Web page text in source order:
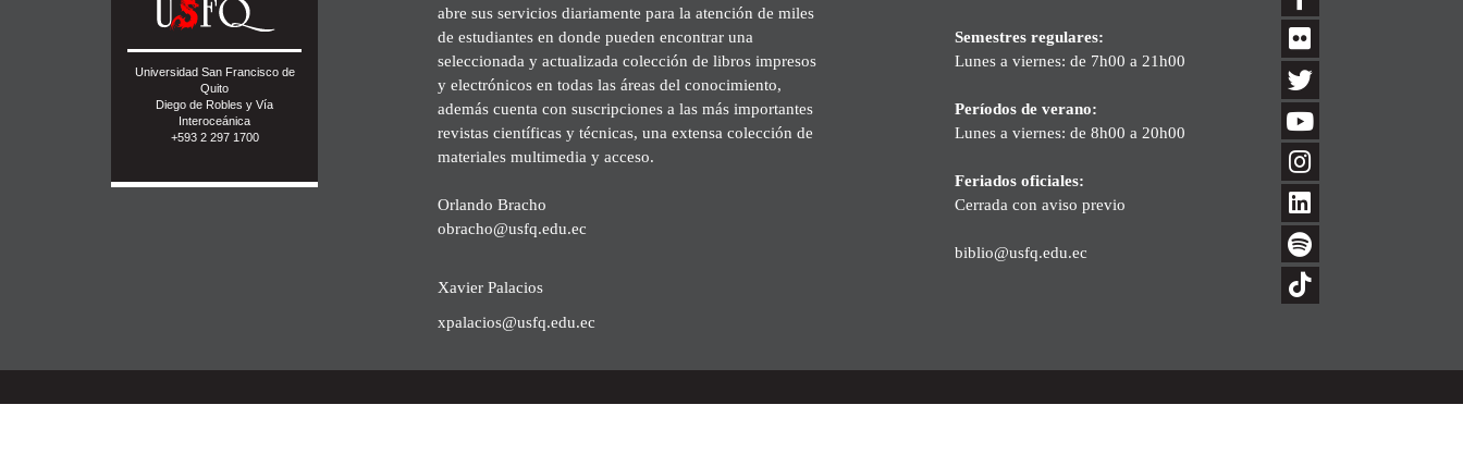
Universidad San Francisco de
Quito
Diego de Robles y Vía
Interoceánica
+593 2 297 1700
abre sus servicios diariamente para la atención de miles
de estudiantes en donde pueden encontrar una
seleccionada y actualizada colección de libros impresos
y electrónicos en todas las áreas del conocimiento,
además cuenta con suscripciones a las más importantes
revistas científicas y técnicas, una extensa colección de
materiales multimedia y acceso.
Orlando Bracho
obracho@usfq.edu.ec
Xavier Palacios
xpalacios@usfq.edu.ec
Semestres regulares:
Lunes a viernes: de 7h00 a 21h00
Períodos de verano:
Lunes a viernes: de 8h00 a 20h00
Feriados oficiales:
Cerrada con aviso previo
biblio@usfq.edu.ec